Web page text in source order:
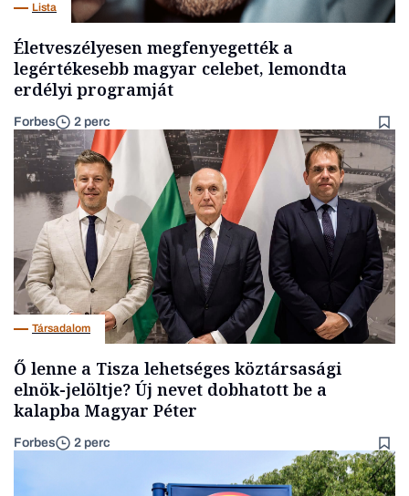
Lista
Életveszélyesen megfenyegették a
legértékesebb magyar celebet, lemondta
erdélyi programját
Forbes 2 perc
Társadalom
Ő lenne a Tisza lehetséges köztársasági
elnök-jelöltje? Új nevet dobhatott be a
kalapba Magyar Péter
Forbes 2 perc